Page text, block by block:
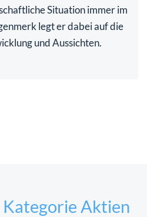
Situation immer im
legt er dabei auf die
und Aussichten.
Aktien